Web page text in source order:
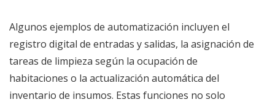
Algunos ejemplos de automatización incluyen el
registro digital de entradas y salidas, la asignación de
tareas de limpieza según la ocupación de
habitaciones o la actualización automática del
inventario de insumos. Estas funciones no solo